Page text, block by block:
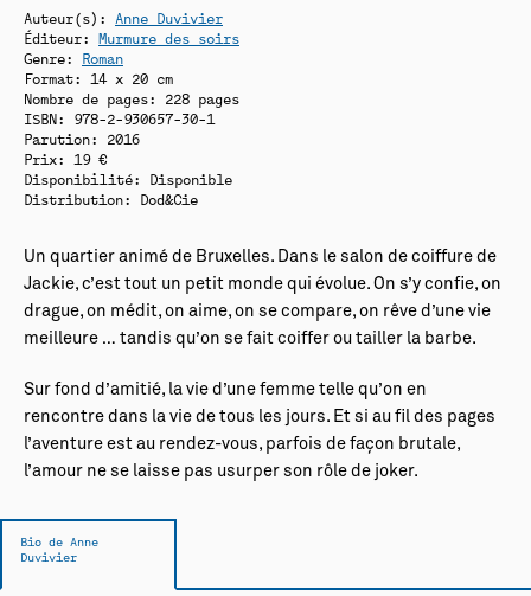
Auteur(s): Anne Duvivier
Éditeur: Murmure des soirs
Genre: Roman
Format: 14 x 20 cm
Nombre de pages: 228 pages
ISBN: 978-2-930657-30-1
Parution: 2016
Prix: 19 €
Disponibilité:
Disponible
Distribution: Dod&Cie
Un quartier animé de Bruxelles. Dans le salon de coiffure de
Jackie, c’est tout un petit monde qui évolue. On s’y confie, on
drague, on médit, on aime, on se compare, on rêve d’une vie
meilleure … tandis qu’on se fait coiffer ou tailler la barbe.
Sur fond d’amitié, la vie d’une femme telle qu’on en
rencontre dans la vie de tous les jours. Et si au fil des pages
l’aventure est au rendez-vous, parfois de façon brutale,
l’amour ne se laisse pas usurper son rôle de joker.
Bio de Anne
Duvivier